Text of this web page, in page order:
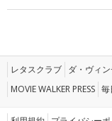
レタスクラブ ダ・ヴィ
MOVIE WALKER PRESS 毎